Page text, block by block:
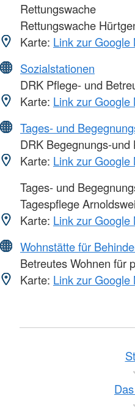
Rettungswache
Rettungswache
Karte: Link zur Google
Sozialstationen
DRK Pflege- und
Karte: Link zur Google
Tages- und
DRK Begegnungs-
Karte: Link zur Google
Tages- und
Tagespflege
Karte: Link zur Google
Wohnstätte für
Betreutes Wohnen für
Karte: Link zur Google